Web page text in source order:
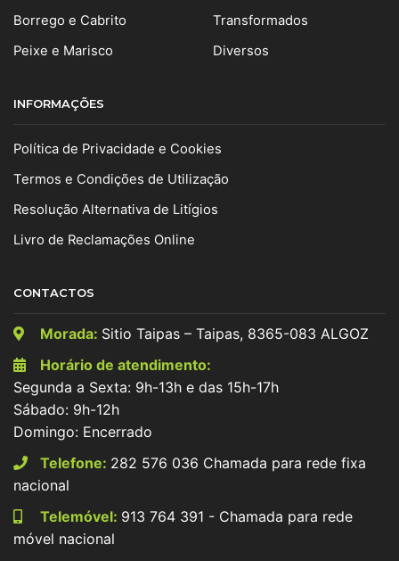
Borrego e Cabrito
Peixe e Marisco
Transformados
Diversos
INFORMAÇÕES
Política de Privacidade e Cookies
Termos e Condições de Utilização
Resolução Alternativa de Litígios
Livro de Reclamações Online
CONTACTOS
Morada: Sitio Taipas – Taipas, 8365-083 ALGOZ
Horário de atendimento:
Segunda a Sexta: 9h-13h e das 15h-17h
Sábado: 9h-12h
Domingo: Encerrado
Telefone: 282 576 036 Chamada para rede fixa
nacional
Telemóvel: 913 764 391 - Chamada para rede
móvel nacional